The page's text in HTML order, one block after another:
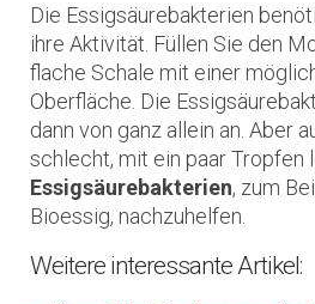
Die Essigsäurebakterien
ihre Aktivität. Füllen Sie den
flache Schale mit einer
Oberfläche. Die
dann von ganz allein an. Aber
schlecht, mit ein paar Tropfen
Essigsäurebakterien, zum
Bioessig, nachzuhelfen.
Weitere interessante Artikel: